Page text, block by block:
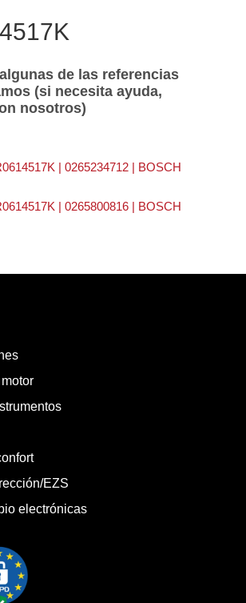
de las referencias
(si necesita ayuda,
nosotros)
| 0265234712 | BOSCH
| 0265800816 | BOSCH
EZS
electrónicas